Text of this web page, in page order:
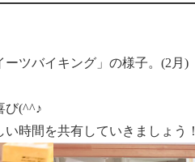
ツバイキング」の様子。(2月)
び(^^♪
時間を共有していきましょう！